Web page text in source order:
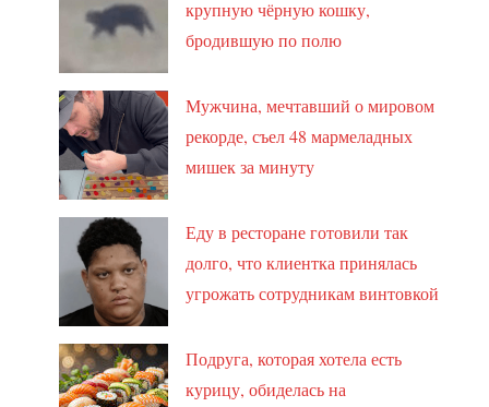
крупную чёрную кошку,
бродившую по полю
Мужчина, мечтавший о мировом
рекорде, съел 48 мармеладных
мишек за минуту
Еду в ресторане готовили так
долго, что клиентка принялась
угрожать сотрудникам винтовкой
Подруга, которая хотела есть
курицу, обиделась на